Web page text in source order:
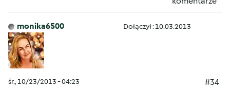
monika6500 Dołączył : 10.03.2013
śr., 10/23/2013 - 04:23
#34